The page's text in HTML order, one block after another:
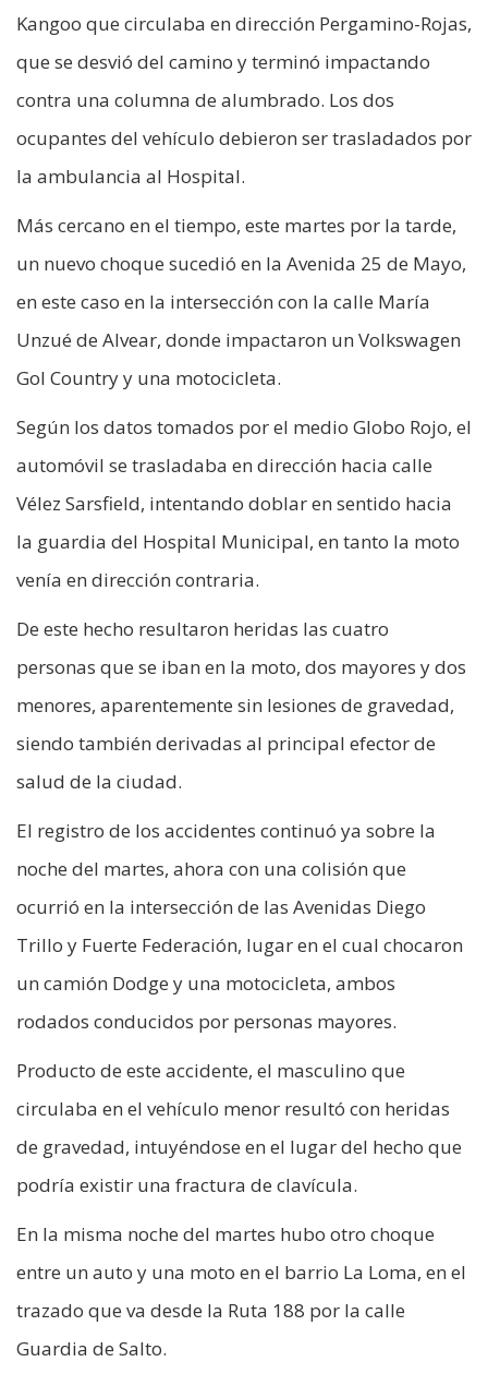
Kangoo que circulaba en dirección Pergamino-Rojas,
que se desvió del camino y terminó impactando
contra una columna de alumbrado. Los dos
ocupantes del vehículo debieron ser trasladados por
la ambulancia al Hospital.
Más cercano en el tiempo, este martes por la tarde,
un nuevo choque sucedió en la Avenida 25 de Mayo,
en este caso en la intersección con la calle María
Unzué de Alvear, donde impactaron un Volkswagen
Gol Country y una motocicleta.
Según los datos tomados por el medio Globo Rojo, el
automóvil se trasladaba en dirección hacia calle
Vélez Sarsfield, intentando doblar en sentido hacia
la guardia del Hospital Municipal, en tanto la moto
venía en dirección contraria.
De este hecho resultaron heridas las cuatro
personas que se iban en la moto, dos mayores y dos
menores, aparentemente sin lesiones de gravedad,
siendo también derivadas al principal efector de
salud de la ciudad.
El registro de los accidentes continuó ya sobre la
noche del martes, ahora con una colisión que
ocurrió en la intersección de las Avenidas Diego
Trillo y Fuerte Federación, lugar en el cual chocaron
un camión Dodge y una motocicleta, ambos
rodados conducidos por personas mayores.
Producto de este accidente, el masculino que
circulaba en el vehículo menor resultó con heridas
de gravedad, intuyéndose en el lugar del hecho que
podría existir una fractura de clavícula.
En la misma noche del martes hubo otro choque
entre un auto y una moto en el barrio La Loma, en el
trazado que va desde la Ruta 188 por la calle
Guardia de Salto.